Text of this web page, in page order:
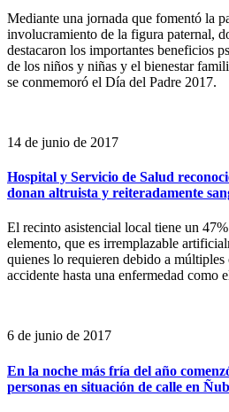
Mediante una jornada que fomentó la
involucramiento de la figura paternal,
destacaron los importantes beneficios
de los niños y niñas y el bienestar
se conmemoró el Día del Padre 2017.
14 de junio de 2017
Hospital y Servicio de Salud
donan altruista y reiteradamente
El recinto asistencial local tiene un
elemento, que es irremplazable
quienes lo requieren debido a múltiples
accidente hasta una enfermedad como
6 de junio de 2017
En la noche más fría del año
personas en situación de calle en